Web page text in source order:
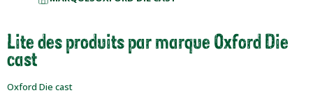
Lite des produits par marque Oxford Die
cast
Oxford Die cast